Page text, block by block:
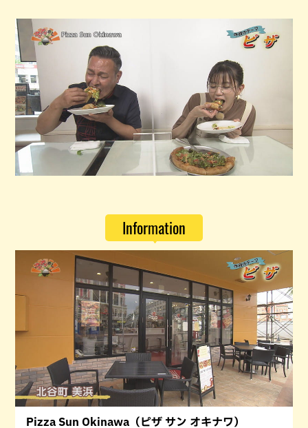
Information
Pizza Sun Okinawa（ピザ サン オキナワ）